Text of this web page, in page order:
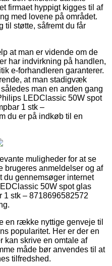
firmaet hyppigt kigges til af
med lovene på området.
til støtte, såfremt du får
at man er vidende om de
har indvirkning på handlen,
e-forhandleren garanterer.
at man stadigvæk
man en anden gang
LEDClassic 50W spot
1 stk –
du er på indkøb til en
muligheder for at se
brugeres anmeldelser og af
du gennemsøger internet
50W spot glas
stk – 8718696582572
en række nyttige genveje til
popularitet. Her er der en
kan skrive en omtale af
måde bør anvendes til at
tilfredshed.